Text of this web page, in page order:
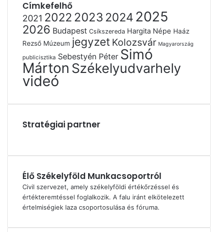
Címkefelhő
2021 2022 2023 2024 2025
2026 Budapest Csíkszereda Hargita Népe Haáz
Rezső Múzeum jegyzet Kolozsvár Magyarország
publicisztika Sebestyén Péter Simó
Márton Székelyudvarhely
videó
Stratégiai partner
Élő Székelyföld Munkacsoportról
Civil szervezet, amely székelyföldi értékőrzéssel és
értékteremtéssel foglalkozik. A falu iránt elkötelezett
értelmiségiek laza csoportosulása és fóruma.